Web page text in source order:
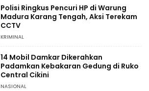
Polisi Ringkus Pencuri HP di Warung
Madura Karang Tengah, Aksi Terekam
CCTV
KRIMINAL
14 Mobil Damkar Dikerahkan
Padamkan Kebakaran Gedung di Ruko
Central Cikini
NASIONAL